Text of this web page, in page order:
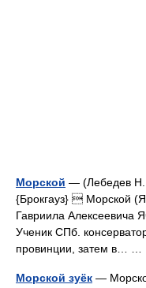
Морской — (Лебедев Н.
{Брокгауз}  Морской
Гавриила Алексеевича
Ученик СПб.
провинции, затем в… …
Морской зуёк —